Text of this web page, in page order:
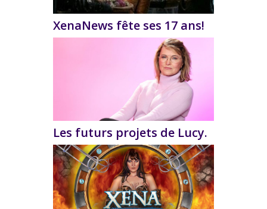
XenaNews fête ses 17 ans!
Les futurs projets de Lucy.